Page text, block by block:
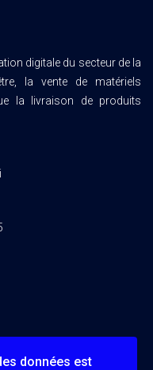
digitale du secteur de la
la vente de matériels
la livraison de produits
données est